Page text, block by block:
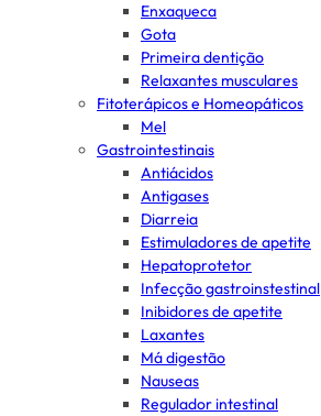
Enxaqueca
Gota
Primeira dentição
Relaxantes musculares
Fitoterápicos e Homeopáticos
Mel
Gastrointestinais
Antiácidos
Antigases
Diarreia
Estimuladores de apetite
Hepatoprotetor
Infecção gastroinstestinal
Inibidores de apetite
Laxantes
Má digestão
Nauseas
Regulador intestinal